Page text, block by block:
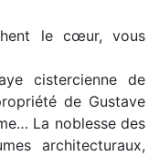
le cœur, vous
cistercienne de
de Gustave
La noblesse des
architecturaux,